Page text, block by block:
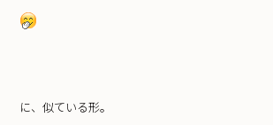
に、似ている形。